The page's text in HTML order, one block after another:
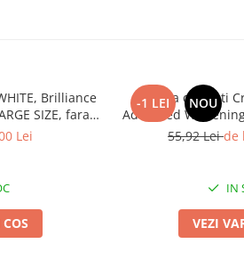
Brilliance
SIZE, fara
Lei
-1 LEI NOU
Pasta de dinti
Advanced
8
55,92 Leide
IN
VEZI